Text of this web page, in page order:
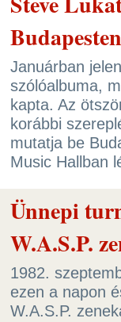
Januárban
szólóalbuma,
kapta. Az
korábbi
mutatja be
Music Hallban
Ünnepi
W.A.S.P.
1982.
ezen a napon
W.A.S.P.